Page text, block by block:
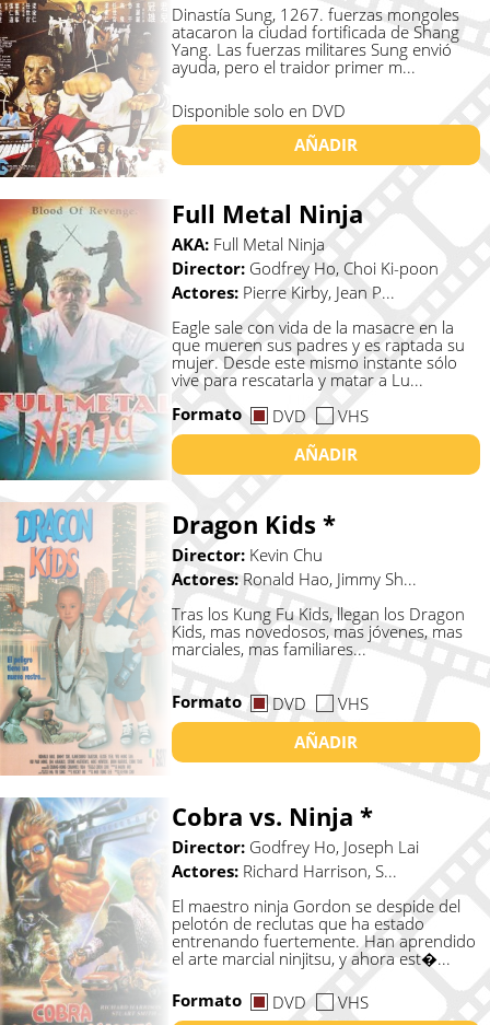
Dinastía Sung, 1267. fuerzas mongoles
atacaron la ciudad fortificada de Shang
Yang. Las fuerzas militares Sung envió
ayuda, pero el traidor primer m...
Disponible solo en DVD
AÑADIR
Full Metal Ninja
AKA: Full Metal Ninja
Director: Godfrey Ho, Choi Ki-poon
Actores: Pierre Kirby, Jean P...
Eagle sale con vida de la masacre en la
que mueren sus padres y es raptada su
mujer. Desde este mismo instante sólo
vive para rescatarla y matar a Lu...
Formato
DVD
VHS
AÑADIR
Dragon Kids *
Director: Kevin Chu
Actores:Ronald Hao, Jimmy Sh...
Tras los Kung Fu Kids, llegan los Dragon
Kids, mas novedosos, mas jóvenes, mas
marciales, mas familiares...
Formato DVD
VHS
AÑADIR
Cobra vs. Ninja *
Director: Godfrey Ho, Joseph Lai
Actores: Richard Harrison, S...
El maestro ninja Gordon se despide del
pelotón de reclutas que ha estado
entrenando fuertemente. Han aprendido
el arte marcial ninjitsu, y ahora est�...
Formato
DVD VHS